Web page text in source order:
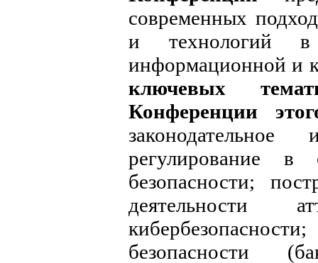
современных
и технологий в
информационной и
ключевых
Конференции
законодательное
регулирование в
безопасности;
деятельности
безопасности